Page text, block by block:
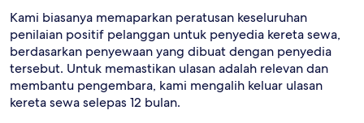
Kami biasanya memaparkan peratusan keseluruhan
penilaian positif pelanggan untuk penyedia kereta sewa,
berdasarkan penyewaan yang dibuat dengan penyedia
tersebut. Untuk memastikan ulasan adalah relevan dan
membantu pengembara, kami mengalih keluar ulasan
kereta sewa selepas 12 bulan.